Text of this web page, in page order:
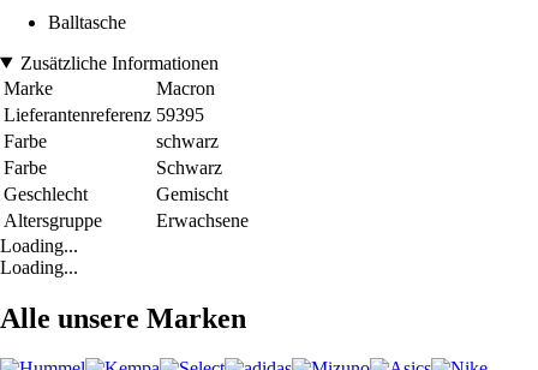
Balltasche
Zusätzliche Informationen
Marke
Macron
Lieferantenreferenz 59395
Farbe
schwarz
Farbe
Schwarz
Geschlecht
Gemischt
Altersgruppe
Erwachsene
Loading...
Loading...
Alle unsere Marken